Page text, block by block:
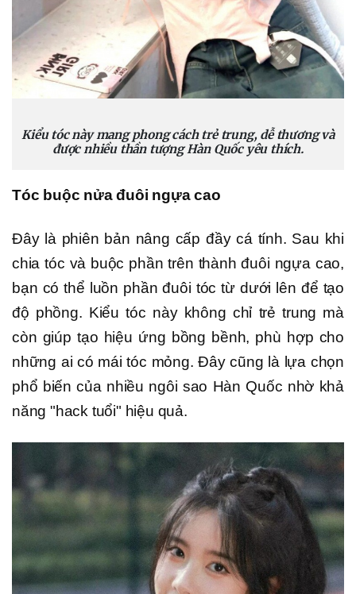
Kiểu tóc này mang phong cách trẻ trung, dễ thương và
được nhiều thần tượng Hàn Quốc yêu thích.
Tóc buộc nửa đuôi ngựa cao
Đây là phiên bản nâng cấp đầy cá tính. Sau khi
chia tóc và buộc phần trên thành đuôi ngựa cao,
bạn có thể luồn phần đuôi tóc từ dưới lên để tạo
độ phồng. Kiểu tóc này không chỉ trẻ trung mà
còn giúp tạo hiệu ứng bồng bềnh, phù hợp cho
những ai có mái tóc mỏng. Đây cũng là lựa chọn
phổ biến của nhiều ngôi sao Hàn Quốc nhờ khả
năng "hack tuổi" hiệu quả.